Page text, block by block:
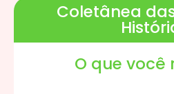
Coletânea
O que você